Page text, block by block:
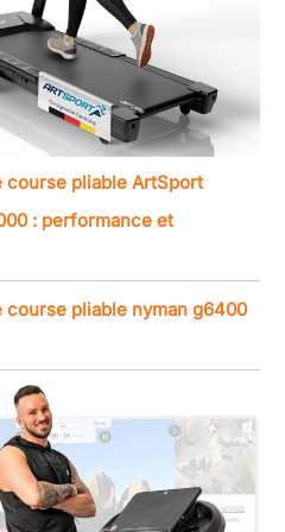
course pliable ArtSport
: performance et
course pliable nyman g6400